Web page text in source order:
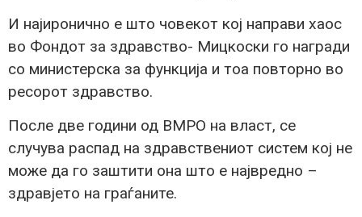
И најиронично е што човекот кој направи хаос
во Фондот за здравство- Мицкоски го награди
со министерска за функција и тоа повторно во
ресорот здравство.
После две години од ВМРО на власт, се
случува распад на здравствениот систем кој не
може да го заштити она што е највредно –
здравјето на граѓаните.